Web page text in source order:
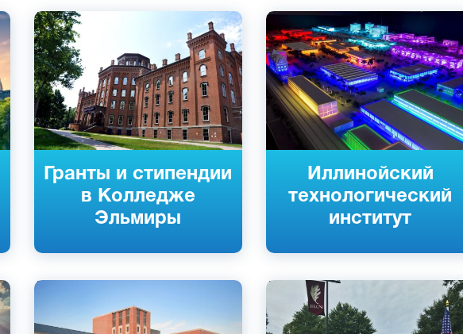
Гранты и стипендии
в Колледже
Эльмиры
Английский
Нью-Йорк, США
Частный
Иллинойский
технологический
институт
Английский
Чикаго, США
Частный
Английский
Английский
Илон, США
Частный